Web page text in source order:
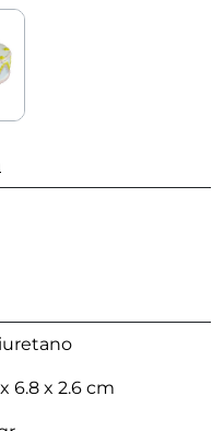
6.8 x 2.6 cm